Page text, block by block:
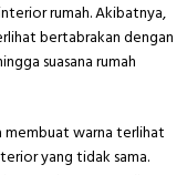
rumah. Akibatnya,
bertabrakan dengan
suasana rumah
warna terlihat
yang tidak sama.